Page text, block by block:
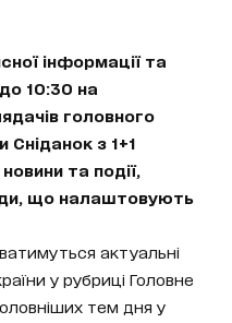
інформації та
10:30 на
головного
Сніданок з 1+1
та події,
що налаштовують
актуальні
у рубриці Головне
тем дня у